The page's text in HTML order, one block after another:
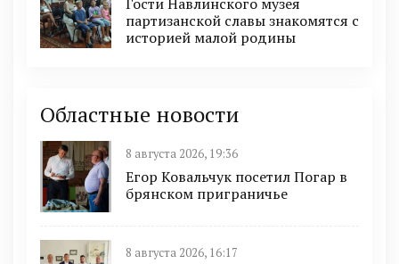
партизанской славы знакомятся с
историей малой родины
Областные новости
8 августа 2026, 19:36
Егор Ковальчук посетил Погар в
брянском приграничье
8 августа 2026, 16:17